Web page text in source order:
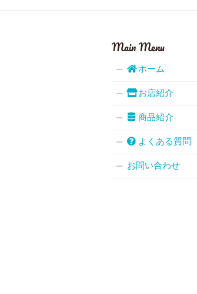
Main Menu
ホーム
お店紹介
商品紹介
よくある質問
お問い合わせ